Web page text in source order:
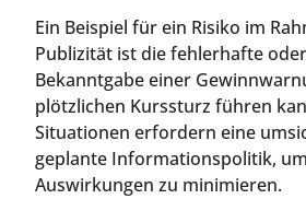
Ein Beispiel für ein Risiko im
Publizität ist die fehlerhafte
Bekanntgabe einer
plötzlichen Kurssturz führen
Situationen erfordern eine
geplante Informationspolitik,
Auswirkungen zu minimieren.